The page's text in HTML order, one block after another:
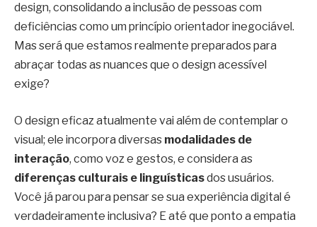
design, consolidando a inclusão de pessoas com
deficiências como um princípio orientador inegociável.
Mas será que estamos realmente preparados para
abraçar todas as nuances que o design acessível
exige?
O design eficaz atualmente vai além de contemplar o
visual; ele incorpora diversas modalidades de
interação, como voz e gestos, e considera as
diferenças culturais e linguísticasdos usuários.
Você já parou para pensar se sua experiência digital é
verdadeiramente inclusiva? E até que ponto a empatia